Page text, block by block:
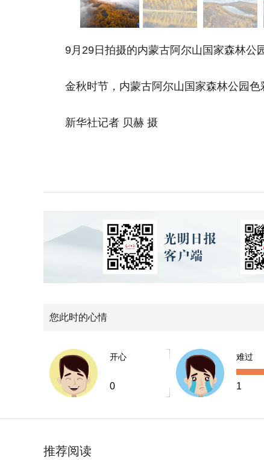
9月29日拍摄的内蒙古阿尔山国家森林公园
金秋时节，内蒙古阿尔山国家森林公园色
新华社记者 贝赫 摄
您此时的心情
开心
0
难过
1
推荐阅读